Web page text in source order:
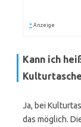
* Anzeige
Kann ich
Ja, bei
das möglich.